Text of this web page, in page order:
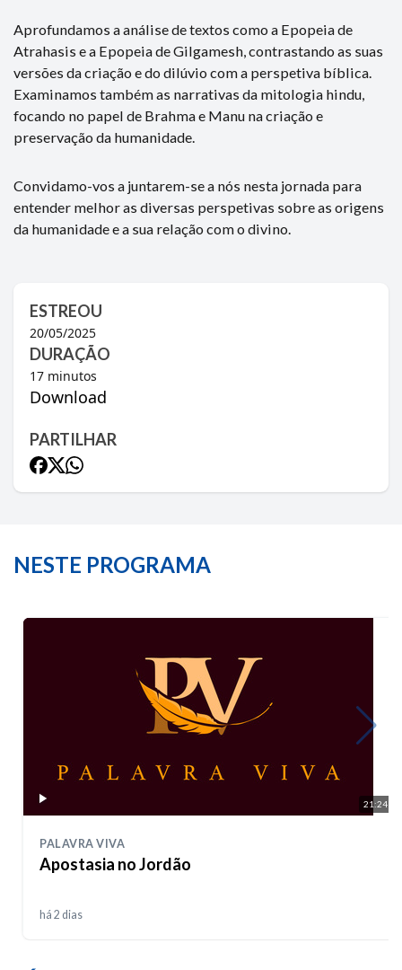
Aprofundamos a análise de textos como a Epopeia de
Atrahasis e a Epopeia de Gilgamesh, contrastando as suas
versões da criação e do dilúvio com a perspetiva bíblica.
Examinamos também as narrativas da mitologia hindu,
focando no papel de Brahma e Manu na criação e
preservação da humanidade.
Convidamo-vos a juntarem-se a nós nesta jornada para
entender melhor as diversas perspetivas sobre as origens
da humanidade e a sua relação com o divino.
ESTREOU
20/05/2025
DURAÇÃO
17 minutos
Download
PARTILHAR
NESTE PROGRAMA
21:24
PALAVRA VIVA
Apostasia no Jordão
há 2 dias